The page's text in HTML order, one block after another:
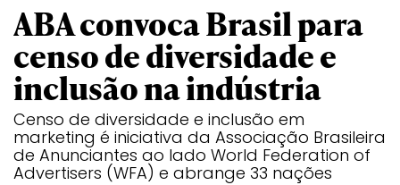
ABA convoca Brasil para
censo de diversidade e
inclusão na indústria
Censo de diversidade e inclusão em
marketing é iniciativa da Associação Brasileira
de Anunciantes ao lado World Federation of
Advertisers (WFA) e abrange 33 nações